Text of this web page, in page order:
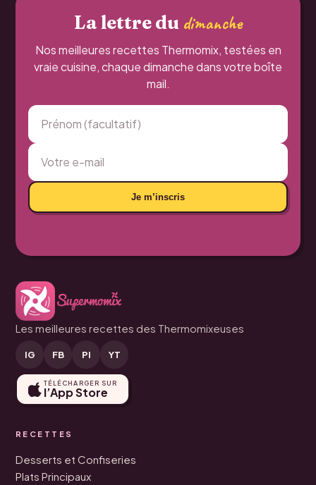
La lettre du dimanche
Nos meilleures recettes Thermomix, testées en
vraie cuisine, chaque dimanche dans votre boîte
mail.
Je m’inscris
Les meilleures recettes des Thermomixeuses
IG FB PI YT
TÉLÉCHARGER SUR
l’App Store
RECETTES
Desserts et Confiseries
Plats Principaux